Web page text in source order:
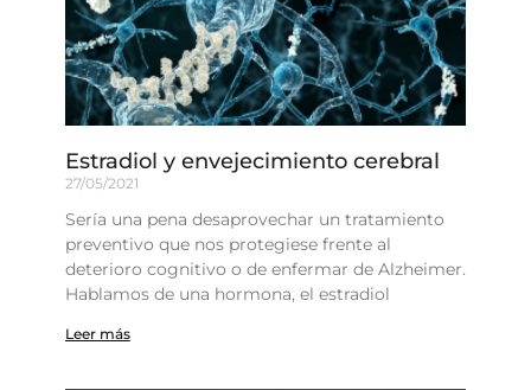
Estradiol y envejecimiento cerebral
27/05/2021
Sería una pena desaprovechar un tratamiento
preventivo que nos protegiese frente al
deterioro cognitivo o de enfermar de Alzheimer.
Hablamos de una hormona, el estradiol
Leer más